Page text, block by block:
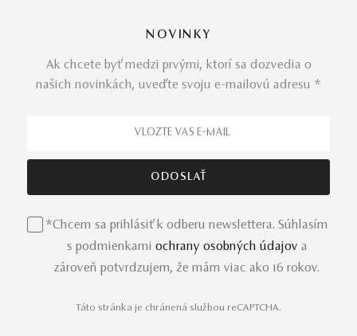
NOVINKY
Ak chcete byť medzi prvými, ktorí sa dozvedia o
našich novinkách, uveďte svoju e-mailovú adresu *
*Chcem sa prihlásiť k odberu newslettera. Súhlasím
s podmienkami ochrany osobných údajov a
zároveň potvrdzujem, že mám viac ako 16 rokov.
Táto stránka je chránená službou reCAPTCHA.